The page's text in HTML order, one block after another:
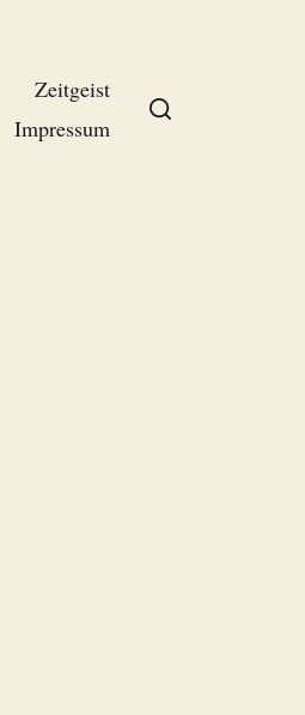
Zeitgeist
Impressum